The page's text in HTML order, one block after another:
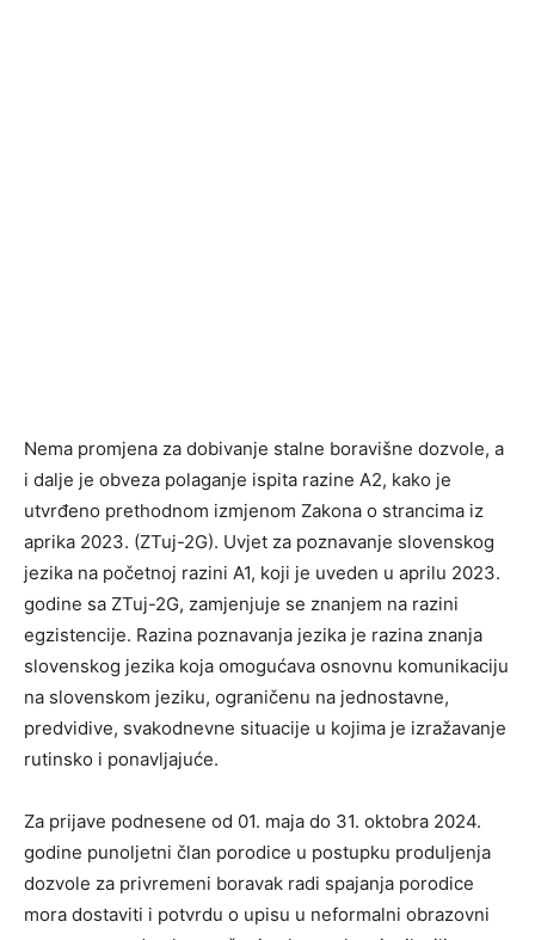
Nema promjena za dobivanje stalne boravišne dozvole, a
i dalje je obveza polaganje ispita razine A2, kako je
utvrđeno prethodnom izmjenom Zakona o strancima iz
aprika 2023. (ZTuj-2G). Uvjet za poznavanje slovenskog
jezika na početnoj razini A1, koji je uveden u aprilu 2023.
godine sa ZTuj-2G, zamjenjuje se znanjem na razini
egzistencije. Razina poznavanja jezika je razina znanja
slovenskog jezika koja omogućava osnovnu komunikaciju
na slovenskom jeziku, ograničenu na jednostavne,
predvidive, svakodnevne situacije u kojima je izražavanje
rutinsko i ponavljajuće.
Za prijave podnesene od 01. maja do 31. oktobra 2024.
godine punoljetni član porodice u postupku produljenja
dozvole za privremeni boravak radi spajanja porodice
mora dostaviti i potvrdu o upisu u neformalni obrazovni